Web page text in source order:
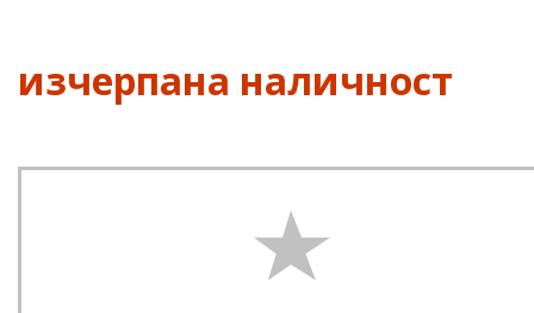
изчерпана наличност